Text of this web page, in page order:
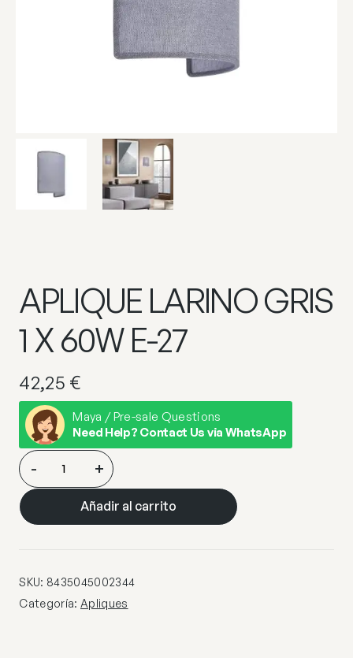
APLIQUE LARINO GRIS
1 X 60W E-27
42,25 €
Maya / Pre-sale Questions
Need Help? Contact Us via WhatsApp
APLIQUE
LARINO
GRIS
1
E-
27
- +
Añadir al carrito
SKU: 8435045002344
Categoría: Apliques